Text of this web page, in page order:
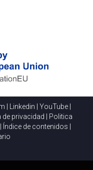
Linkedin YouTube|
de privacidad
Politica
Índice de contenidos